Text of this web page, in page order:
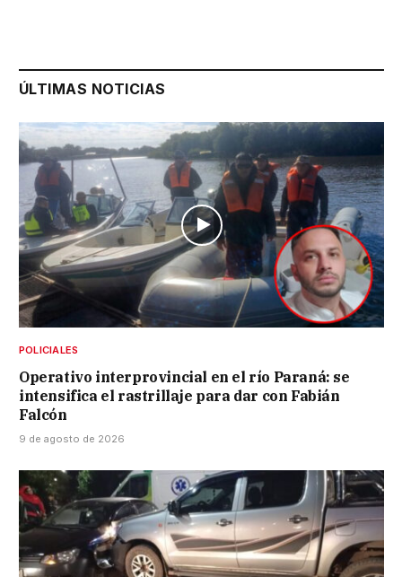
ÚLTIMAS NOTICIAS
POLICIALES
Operativo interprovincial en el río Paraná: se
intensifica el rastrillaje para dar con Fabián
Falcón
9 de agosto de 2026